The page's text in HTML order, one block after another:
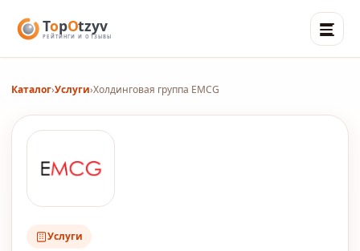
Каталог›Услуги›Холдинговая группа EMCG
Услуги